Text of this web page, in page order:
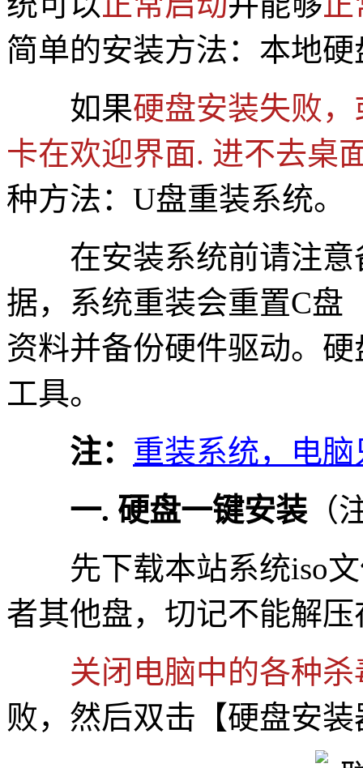
简单的安装方法：本地
如果硬盘安装失败
卡在欢迎界面. 进不去桌
种方法：U盘重装系统。
在安装系统前请注意
据，系统重装会重置C盘
资料并备份硬件驱动。
工具。
注： 重装系统，电
一. 硬盘一键安装 （
先下载本站系统iso文
者其他盘，切记不能解
关闭电脑中的各种
败，然后双击【硬盘安装